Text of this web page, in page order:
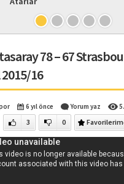
78 – 67
16
6 yıl önce Yorum yaz
3 0